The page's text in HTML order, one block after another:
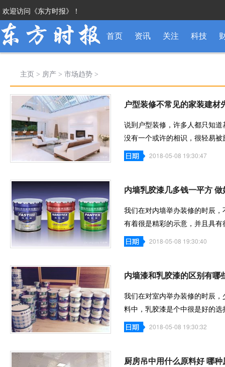
欢迎访问《东方时报》！
首页 资讯 关注 科技
主页 > 房产 > 市场趋势 >
户型装修不常见的家装建材
说到户型装修，许多人都只知
没有一个或许的相识，很轻易
居糊口带 2018-05-08 19:30:47
内墙乳胶漆几多钱一平方
我们在对内墙举办装修的时辰
有着很是精彩的示意，并且具
该怎样计 2018-05-08 19:30:40
内墙漆和乳胶漆的区别有哪
我们在对室内举办装修的时辰
料中，乳胶漆是个中很是好的
胶漆的区 2018-05-08 19:30:32
厨房吊中用什么原料好 哪